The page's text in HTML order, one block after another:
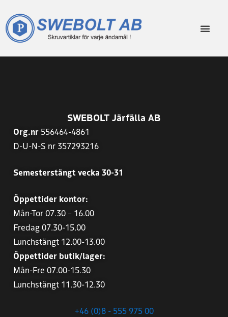
SWEBOLT Järfälla AB
Org.nr 556464-4861
D-U-N-S nr 357293216
Semesterstängt vecka 30-31
Öppettider kontor:
Mån-Tor 07.30 – 16.00
Fredag 07.30-15.00
Lunchstängt 12.00-13.00
Öppettider butik/lager:
Mån-Fre 07.00-15.30
Lunchstängt 11.30-12.30
+46 (0)8 - 555 975 00